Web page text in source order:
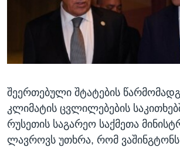
ᲡᲢᲣᲓᲘᲐ ᲕᲐᲨᲘᲜᲒᲢᲝᲜᲘ
ᲔᲙᲝᲜᲝᲛᲘᲙᲐ
ᲯᲐᲜᲛᲠᲗᲔᲚᲝᲑᲐ
ᲛᲔᲪᲜᲘᲔᲠᲔᲑᲐ
ᲙᲣᲚᲢᲣᲠᲐ
ᲒᲐᲚᲘᲚᲔᲝ
ᲓᲔᲖᲘᲜᲤᲝᲠᲛᲐᲪᲘᲐ
Learning English
ᲗᲕᲐᲚᲘ ᲒᲕᲐᲓᲔᲕᲜᲔᲗ
ენები
შეერთებული შტატების
კლიმატის ცვლილებების
რუსეთის საგარეო საქმეთა
ლავროვს უთხრა, რომ